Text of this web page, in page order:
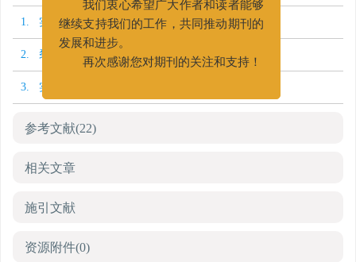
1. 实验材料和方法
2. 裂缝延伸压力实验
3. 实验结果与讨论
参考文献(22)
相关文章
施引文献
资源附件(0)
我们衷心希望广大作者和读者能够
继续支持我们的工作，共同推动期刊的
发展和进步。
再次感谢您对期刊的关注和支持！